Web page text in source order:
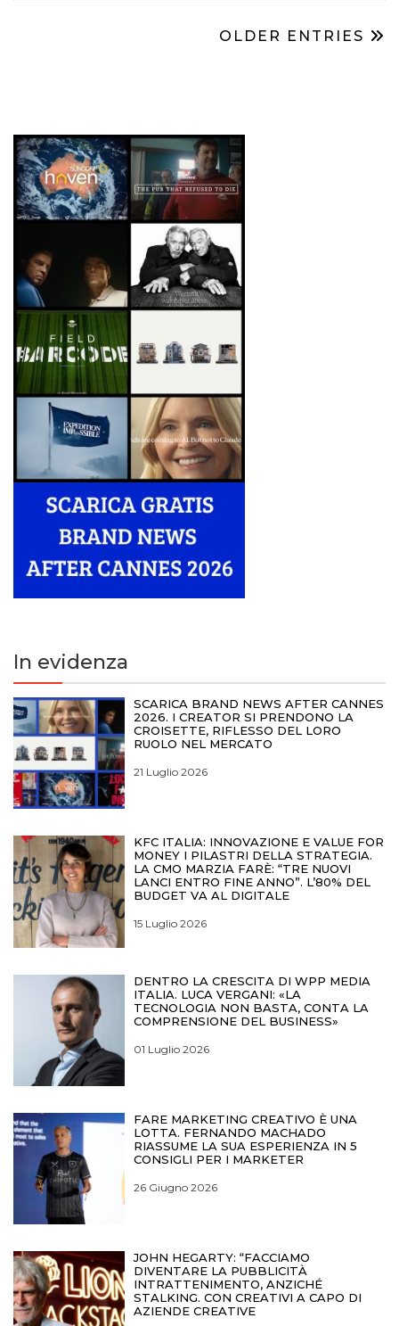
OLDER ENTRIES
In evidenza
SCARICA BRAND NEWS AFTER CANNES
2026. I CREATOR SI PRENDONO LA
CROISETTE, RIFLESSO DEL LORO
RUOLO NEL MERCATO
21 Luglio 2026
KFC ITALIA: INNOVAZIONE E VALUE FOR
MONEY I PILASTRI DELLA STRATEGIA.
LA CMO MARZIA FARÈ: “TRE NUOVI
LANCI ENTRO FINE ANNO”. L’80% DEL
BUDGET VA AL DIGITALE
15 Luglio 2026
DENTRO LA CRESCITA DI WPP MEDIA
ITALIA. LUCA VERGANI: «LA
TECNOLOGIA NON BASTA, CONTA LA
COMPRENSIONE DEL BUSINESS»
01 Luglio 2026
FARE MARKETING CREATIVO È UNA
LOTTA. FERNANDO MACHADO
RIASSUME LA SUA ESPERIENZA IN 5
CONSIGLI PER I MARKETER
26 Giugno 2026
JOHN HEGARTY: “FACCIAMO
DIVENTARE LA PUBBLICITÀ
INTRATTENIMENTO, ANZICHÉ
STALKING. CON CREATIVI A CAPO DI
AZIENDE CREATIVE